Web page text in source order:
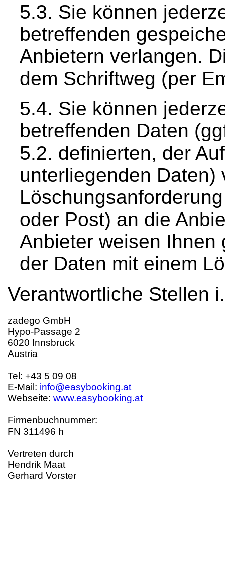
Sie können
betreffenden
Anbietern verlangen.
dem Schriftweg (per
Sie können
betreffenden Daten
5.2. definierten, der
unterliegenden Daten)
oder Post) an die
Anbieter weisen
der Daten mit einem
Verantwortliche Stellen
zadego GmbH
Hypo-Passage 2
6020 Innsbruck
Austria
Tel: +43 5 09 08
E-Mail: info@easybooking.at
Webseite: www.easybooking.at
Firmenbuchnummer:
FN 311496 h
Vertreten durch
Hendrik Maat
Gerhard Vorster